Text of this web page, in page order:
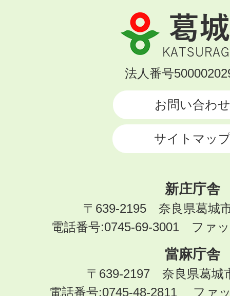
葛
城
市
KATSURAGI
法人番号
お問い合わせ
サイトマッ
新庄庁舎
〒639-2195 奈良県葛城
電話番号:0745-69-3001 ファ
當麻庁舎
〒639-2197 奈良県葛城
電話番号:0745-48-2811 ファ